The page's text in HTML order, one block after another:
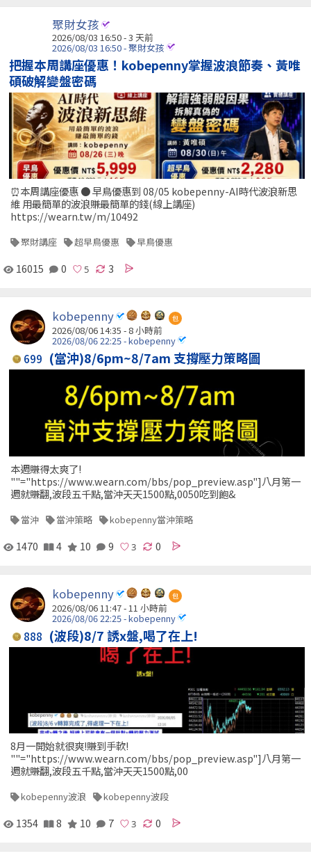
聚財女孩
2026/08/03 16:50 - 3 天前
2026/08/03 16:50 - 聚財女孩
把握本周講座優惠！kobepenny掌握波浪節奏、黃唯
碩破解變盤密碼
⏰本周講座優惠 ● 早鳥優惠到 08/05 kobepenny-AI時代波浪新思
維 用最簡單的波浪賺最簡單的錢(線上講座)
https://wearn.tw/m/10492
聚財講座 超早鳥優惠 早鳥優惠
16015 0 3
kobepenny 包
2026/08/06 14:35 -8 小時前
2026/08/06 22:25 - kobepenny
699 (當沖)8/6pm~8/7am 支撐壓力策略圖
本週賺得太爽了!
""="https://www.wearn.com/bbs/pop_preview.asp"]八月第一
週就賺翻,波段五千點,當沖天天1500點,0050吃到飽&
當沖 當沖策略 kobepenny當沖策略
1470 4 10 9 0
kobepenny 包
2026/08/06 11:47 - 11 小時前
2026/08/06 22:25 - kobepenny
888 (波段)8/7 誘x盤,喝了在上!
8月一開始就很爽!賺到手軟!
""="https://www.wearn.com/bbs/pop_preview.asp"]八月第一
週就賺翻,波段五千點,當沖天天1500點,00
kobepenny波浪 kobepenny波段
1354 8 10 7 0